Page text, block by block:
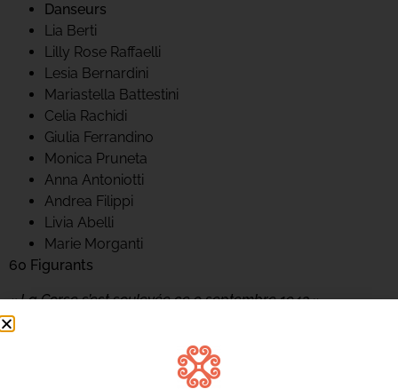
Danseurs
Lia Berti
Lilly Rose Raffaelli
Lesia Bernardini
Mariastella Battestini
Celia Rachidi
Giulia Ferrandino
Monica Pruneta
Anna Antoniotti
Andrea Filippi
Livia Abelli
Marie Morganti
60 Figurants
« La Corse s’est soulevée ce 9 septembre 1943 »
annonçaient alors les radios.
En restituant fidèlement l’atmosphère de l’époque, ce
spectacle historique, son, lumière et live, vous plongera